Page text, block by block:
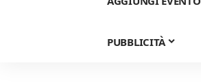
PUBBLICITÀ